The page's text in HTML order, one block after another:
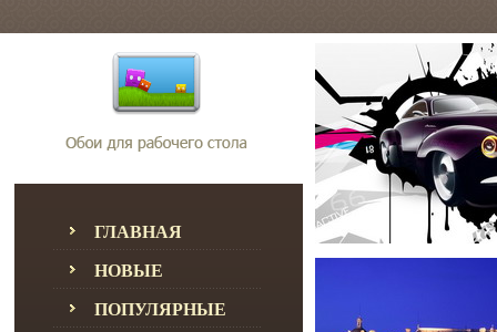
ГЛАВНАЯ
НОВЫЕ
ПОПУЛЯРНЫЕ